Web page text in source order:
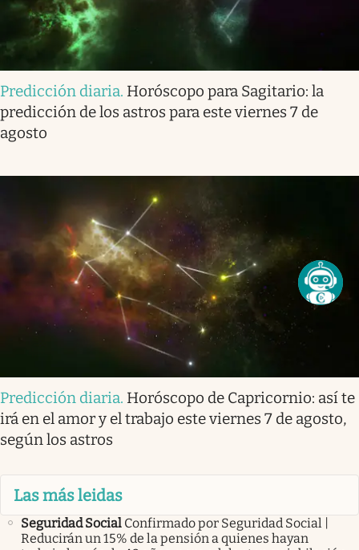
Predicción diaria. Horóscopo para Sagitario: la
predicción de los astros para este viernes 7 de
agosto
Predicción diaria. Horóscopo de Capricornio: así te
irá en el amor y el trabajo este viernes 7 de agosto,
según los astros
Las más leidas
Seguridad Social Confirmado por Seguridad Social |
Reducirán un 15% de la pensión a quienes hayan